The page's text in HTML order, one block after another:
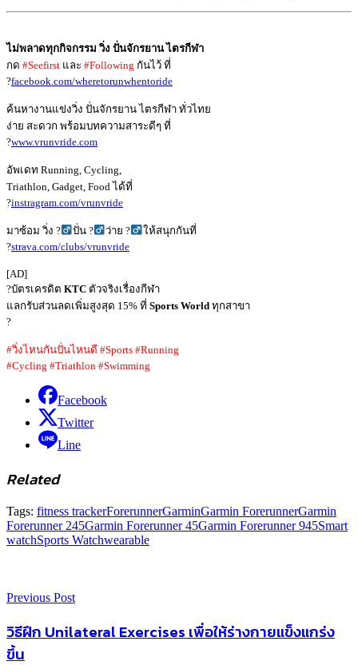
ไม่พลาดทุกกิจกรรม วิ่ง ปั่นจักรยาน ไตรกีฬา
กด #Seefirst และ #Following กันไว้ ที่
?facebook.com/wheretorunwhentoride
ค้นหางานแข่งวิ่ง ปั่นจักรยาน ไตรกีฬา ทั่วไทย
ง่าย สะดวก พร้อมบทความสาระดีๆ ที่
?www.vrunvride.com
อัพเดท Running, Cycling,
Triathlon, Gadget, Food ได้ที่
?instragram.com/vrunvride
มาซ้อม วิ่ง ?‍ ปั่น ?‍ ว่าย ?‍
ให้สนุกกันที่
?strava.com/clubs/vrunvride
[AD]
?บัตรเครดิต KTC ตัวจริงเรื่องกีฬา
แลกรับส่วนลดเพิ่มสูงสุด 15% ที่ Sports World ทุกสาขา
?
#วิ่งไหนกันปั่นไหนดี #Sports #Running
#Cycling #Triathlon #Swimming
Facebook
Twitter
Line
Related
Tags: fitness trackerForerunnerGarminGarmin ForerunnerGarmin
Forerunner 245Garmin Forerunner 45Garmin Forerunner 945Smart
watchSports Watchwearable
Previous Post
วิธีฝึก Unilateral Exercises เพื่อให้ร่างกายแข็งแกร่ง
ขึ้น